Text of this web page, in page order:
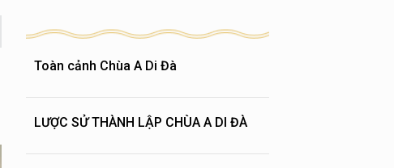
Toàn cảnh Chùa A Di Đà
LƯỢC SỬ THÀNH LẬP CHÙA A DI ĐÀ